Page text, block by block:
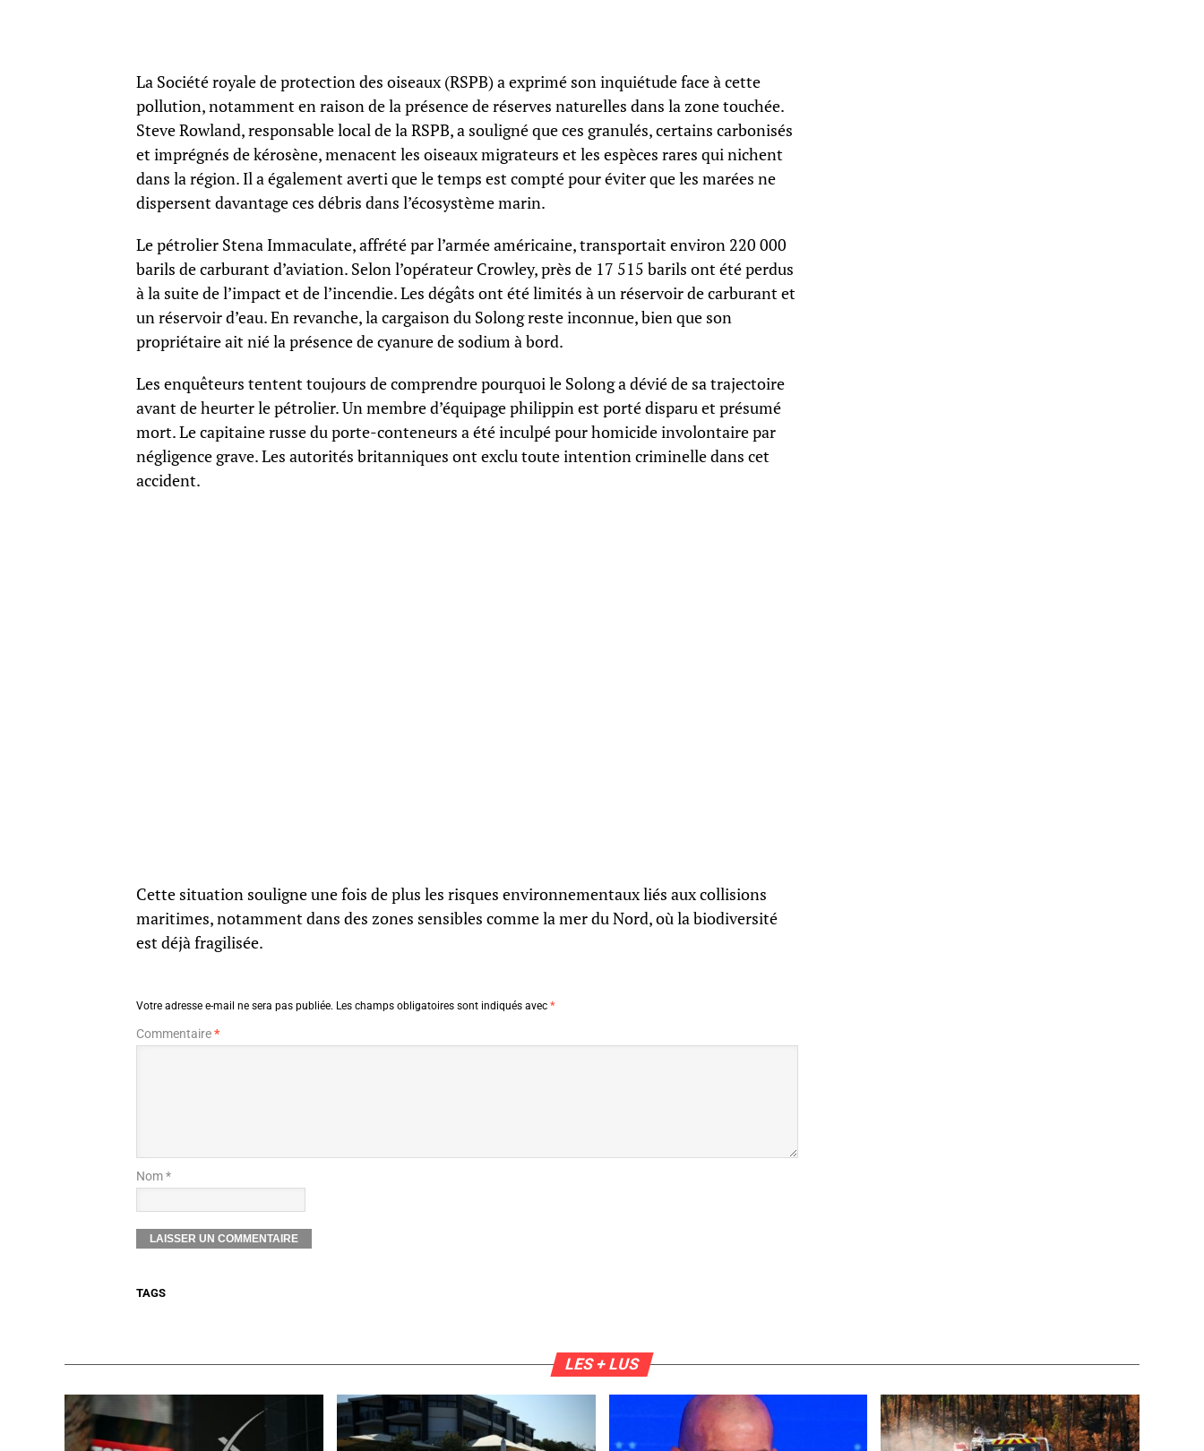
La Société royale de protection des oiseaux (RSPB) a exprimé son inquiétude face à cette
pollution, notamment en raison de la présence de réserves naturelles dans la zone touchée.
Steve Rowland, responsable local de la RSPB, a souligné que ces granulés, certains carbonisés
et imprégnés de kérosène, menacent les oiseaux migrateurs et les espèces rares qui nichent
dans la région. Il a également averti que le temps est compté pour éviter que les marées ne
dispersent davantage ces débris dans l’écosystème marin.
Le pétrolier Stena Immaculate, affrété par l’armée américaine, transportait environ 220 000
barils de carburant d’aviation. Selon l’opérateur Crowley, près de 17 515 barils ont été perdus
à la suite de l’impact et de l’incendie. Les dégâts ont été limités à un réservoir de carburant et
un réservoir d’eau. En revanche, la cargaison du Solong reste inconnue, bien que son
propriétaire ait nié la présence de cyanure de sodium à bord.
Les enquêteurs tentent toujours de comprendre pourquoi le Solong a dévié de sa trajectoire
avant de heurter le pétrolier. Un membre d’équipage philippin est porté disparu et présumé
mort. Le capitaine russe du porte-conteneurs a été inculpé pour homicide involontaire par
négligence grave. Les autorités britanniques ont exclu toute intention criminelle dans cet
accident.
Cette situation souligne une fois de plus les risques environnementaux liés aux collisions
maritimes, notamment dans des zones sensibles comme la mer du Nord, où la biodiversité
est déjà fragilisée.
Votre adresse e-mail ne sera pas publiée. Les champs obligatoires sont indiqués avec *
Commentaire*
Nom *
TAGS
LES + LUS